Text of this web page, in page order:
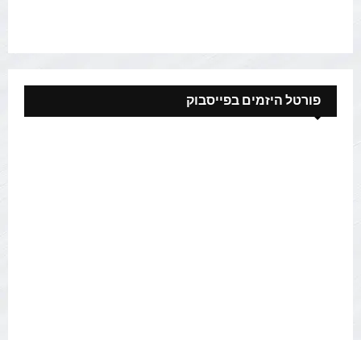
פורטל היזמים בפייסבוק